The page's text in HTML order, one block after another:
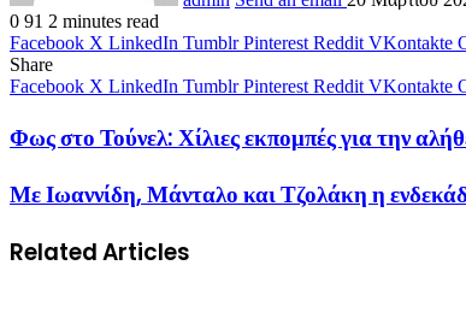
0 91 2 minutes read
Facebook X LinkedIn Tumblr Pinterest Reddit VKontakte
Share
Facebook X LinkedIn Tumblr Pinterest Reddit VKontakte
Φως στο Τούνελ: Χίλιες εκπομπές για την
Με Ιωαννίδη, Μάνταλο και Τζολάκη η
Related Articles